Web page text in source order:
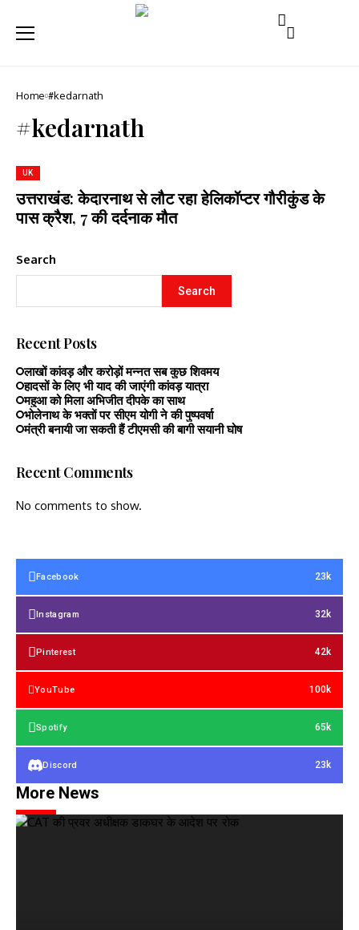
Home #kedarnath
#kedarnath
UK
उत्तराखंड: केदारनाथ से लौट रहा हेलिकॉप्टर गौरीकुंड के
पास क्रैश, 7 की दर्दनाक मौत
Search
Search
Recent Posts
लाखों कांवड़ और करोड़ों मन्नत सब कुछ शिवमय
हादसों के लिए भी याद की जाएंगी कांवड़ यात्रा
महुआ को मिला अभिजीत दीपके का साथ
भोलेनाथ के भक्तों पर सीएम योगी ने की पुष्पवर्षा
मंत्री बनायी जा सकती हैं टीएमसी की बागी सयानी घोष
Recent Comments
No comments to show.
Facebook 23k
Instagram 32k
Pinterest 42k
YouTube 100k
Spotify 65k
Discord 23k
More News